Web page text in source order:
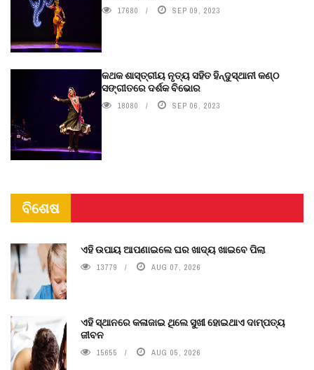
17680 SEP 09, 2023
କଥକ ଶାସ୍ତ୍ରୀୟ ନୃତ୍ୟ ସହିତ ହିନ୍ଦୁସ୍ଥାନୀ କଣ୍ଠ
ସଙ୍ଗୀତରେ ଦର୍ଶକ ବିଭୋର
18080 SEP 06, 2023
ବିଶେଷ
ଏହି ଉପାୟ ଆପଣାଇଲେ ଘର ଖାଦ୍ୟ ଖାଇବେ ପିଲା
13779 AUG 07, 2026
ଏହି ସ୍ଥାନରେ କଳାଜାଇ ଥିଲେ ସୁଖୀ ହୋଇଥାଏ ଦାମ୍ପତ୍ୟ
ଜୀବନ
15655 AUG 05, 2026